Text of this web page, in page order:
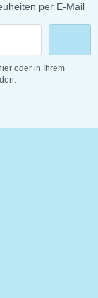
per E-Mail
oder in Ihrem